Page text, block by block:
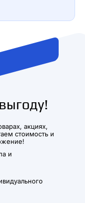
акциях,
стоимость и
и